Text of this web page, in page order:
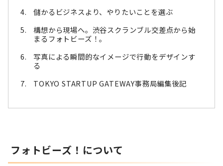
儲かるビジネスより、やりたいことを選ぶ
構想から現場へ。渋谷スクランブル交差点から始
まるフォトビーズ！。
写真による瞬間的なイメージで行動をデザインす
る
TOKYO STARTUP GATEWAY事務局編集後記
フォトビーズ！について